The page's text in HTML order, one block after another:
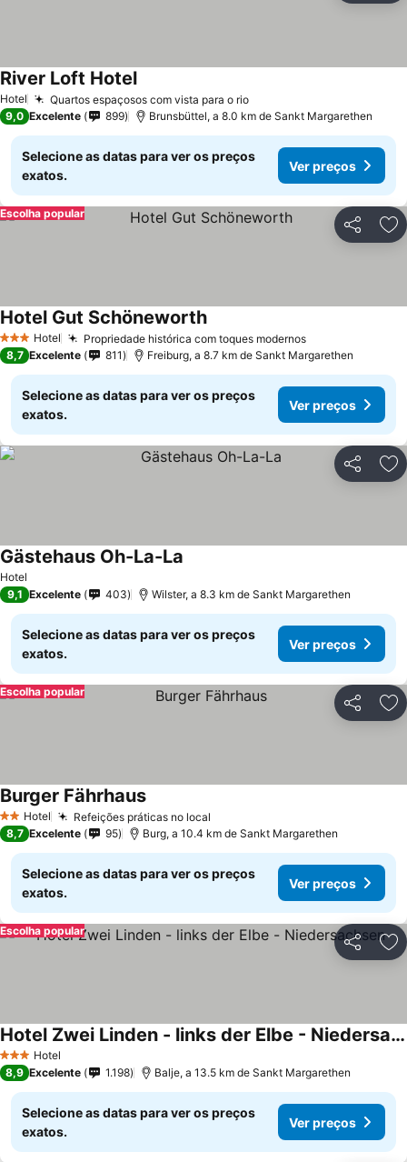
Hotel Quartos espaçosos com vista para o rio
River Loft Hotel
9,0 Excelente 899 Brunsbüttel, a 8.0 km de Sankt Margarethen
Selecione as datas para ver os preços
exatos.
Ver preços
Partilhar
Escolha popular
3 EstrelasHotel Propriedade histórica com toques modernos
Hotel Gut Schöneworth
8,7 Excelente 811 Freiburg, a 8.7 km de Sankt Margarethen
Selecione as datas para ver os preços
exatos.
Ver preços
Partilhar
Hotel
Gästehaus Oh-La-La
9,1 Excelente 403 Wilster, a 8.3 km de Sankt Margarethen
Selecione as datas para ver os preços
exatos.
Ver preços
Partilhar
Escolha popular
2 Estrelas
Hotel Refeições práticas no local
Burger Fährhaus
8,7 Excelente 95 Burg, a 10.4 km de Sankt Margarethen
Selecione as datas para ver os preços
exatos.
Ver preços
Partilhar
Escolha popular
3 EstrelasHotel
Hotel Zwei Linden - links der Elbe - Niedersachsen
8,9 Excelente 1.198 Balje, a 13.5 km de Sankt Margarethen
Selecione as datas para ver os preços
exatos.
Ver preços